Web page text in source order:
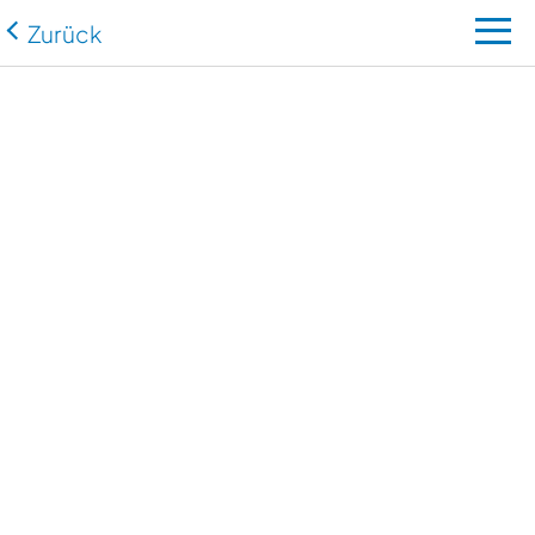
Zurück